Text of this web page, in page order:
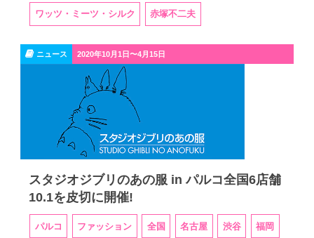
ワッツ・ミーツ・シルク 赤塚不二夫
ニュース 2020年10月1日〜4月15日
スタジオジブリのあの服 in パルコ全国6店舗
10.1を皮切に開催!
パルコ ファッション 全国 名古屋 渋谷 福岡